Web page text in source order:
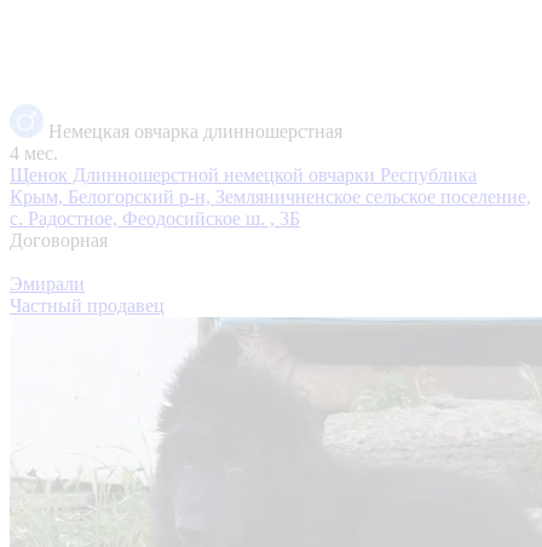
Немецкая овчарка длинношерстная
4 мес.
Щенок Длинношерстной немецкой овчарки Республика
Крым, Белогорский р-н, Земляничненское сельское поселение,
с. Радостное, Феодосийское ш. , 3Б
Договорная
Эмирали
Частный продавец